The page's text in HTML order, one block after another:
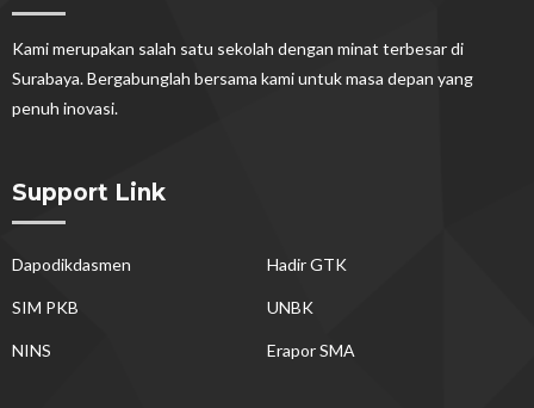
Kami merupakan salah satu sekolah dengan minat terbesar di
Surabaya. Bergabunglah bersama kami untuk masa depan yang
penuh inovasi.
Support Link
Dapodikdasmen Hadir GTK
SIM PKB UNBK
NINS Erapor SMA